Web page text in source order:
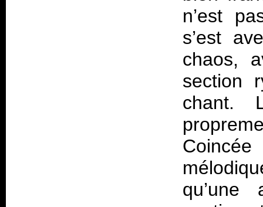
n’est
s’est
chaos,
section
chant.